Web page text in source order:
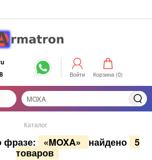
Войти Корзина (0)
Каталог
фразе: «MOXA» найдено 5
товаров